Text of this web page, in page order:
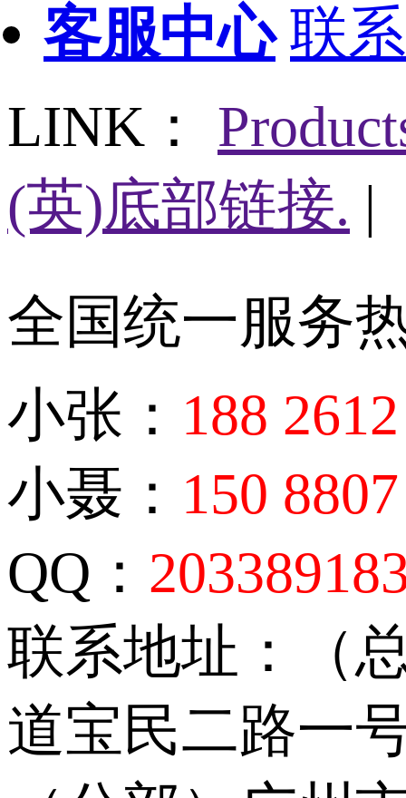
客服中心 联
LINK：
(英)底部链接. |
全国统一服务
小张： 188
小聂： 150
QQ：
联系地址：（
道宝民二路一